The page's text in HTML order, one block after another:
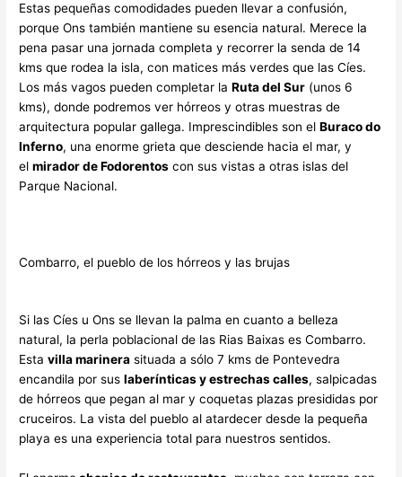
Estas pequeñas comodidades pueden llevar a confusión,
porque Ons también mantiene su esencia natural. Merece la
pena pasar una jornada completa y recorrer la senda de 14
kms que rodea la isla, con matices más verdes que las Cíes.
Los más vagos pueden completar laRuta del Sur (unos 6
kms), donde podremos ver hórreos y otras muestras de
arquitectura popular gallega. Imprescindibles son elBuraco do
Inferno, una enorme grieta que desciende hacia el mar, y
elmirador de Fodorentos con sus vistas a otras islas del
Parque Nacional.
Combarro, el pueblo de los hórreos y las brujas
Si las Cíes u Ons se llevan la palma en cuanto a belleza
natural, la perla poblacional de las Rias Baixas es Combarro.
Estavilla marinera situada a sólo 7 kms de Pontevedra
encandila por suslaberínticas y estrechas calles, salpicadas
de hórreos que pegan al mar y coquetas plazas presididas por
cruceiros. La vista del pueblo al atardecer desde la pequeña
playa es una experiencia total para nuestros sentidos.